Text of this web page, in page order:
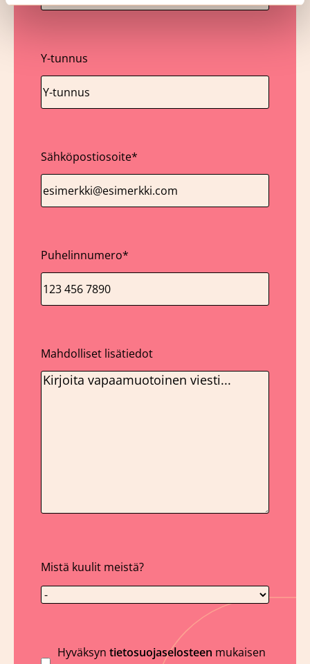
Y-tunnus
Sähköpostiosoite*
Puhelinnumero*
Mahdolliset lisätiedot
Mistä kuulit meistä?
Suostumus
Hyväksyntietosuojaselosteen mukaisen